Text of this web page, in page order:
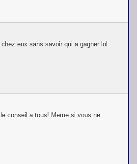
eux sans savoir qui a gagner lol.
conseil a tous! Meme si vous ne